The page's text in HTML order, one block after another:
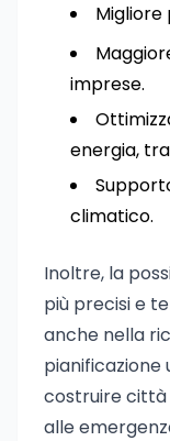
Migliore
imprese.
energia,
climatico.
Inoltre, la
più precisi e
anche nella
pianificazione
costruire città
alle